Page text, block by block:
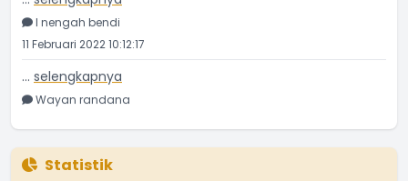
I nengah bendi
11 Februari 2022 10:12:17
...selengkapnya
Wayan randana
11 Juni 2021 09:43:19
penerima
...
Statistik